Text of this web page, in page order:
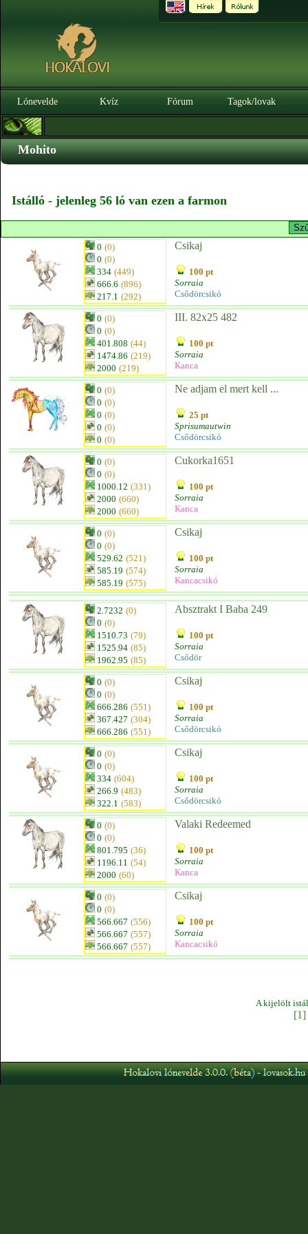
Lónevelde Kvíz Fórum Tagok/lovak
Mohito
Istálló - jelenleg 56 ló van ezen a farmon
0 (0)
0 (0)
334 (449)
666.6 (896)
217.1 (292)
Csikaj
100 pt
Sorraia
Csődörcsikó
0 (0)
0 (0)
401.808 (44)
1474.86 (219)
2000 (219)
III. 82x25 482
100 pt
Sorraia
Kanca
0 (0)
0 (0)
0 (0)
0 (0)
0 (0)
Ne adjam el mert kell ...
25 pt
Sprisumautwin
Csődörcsikó
0 (0)
0 (0)
1000.12 (331)
2000 (660)
2000 (660)
Cukorka1651
100 pt
Sorraia
Kanca
0 (0)
0 (0)
529.62 (521)
585.19 (574)
585.19 (575)
Csikaj
100 pt
Sorraia
Kancacsikó
2.7232 (0)
0 (0)
1510.73 (79)
1525.94 (85)
1962.95 (85)
Absztrakt I Baba 249
100 pt
Sorraia
Csődör
0 (0)
0 (0)
666.286 (551)
367.427 (304)
666.286 (551)
Csikaj
100 pt
Sorraia
Csődörcsikó
0 (0)
0 (0)
334 (604)
266.9 (483)
322.1 (583)
Csikaj
100 pt
Sorraia
Csődörcsikó
0 (0)
0 (0)
801.795 (36)
1196.11 (54)
2000 (60)
Valaki Redeemed
100 pt
Sorraia
Kanca
0 (0)
0 (0)
566.667 (556)
566.667 (557)
566.667 (557)
Csikaj
100 pt
Sorraia
Kancacsikó
A kijelölt
[1]